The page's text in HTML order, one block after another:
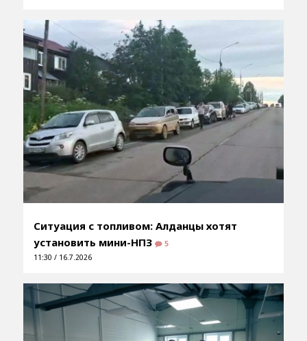
Ситуация с топливом: Алданцы хотят
установить мини-НПЗ
5
11:30 / 16.7.2026